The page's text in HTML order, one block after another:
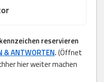
reservieren
& ANTWORTEN.(Öffnet
hier weiter machen